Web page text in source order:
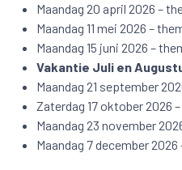
Maandag 20 april 2026 –
Maandag 11 mei 2026 –
Maandag 15 juni 2026 –
Vakantie Juli en
Maandag 21 september
Zaterdag 17 oktober 2026
Maandag 23 november
Maandag 7 december 2026